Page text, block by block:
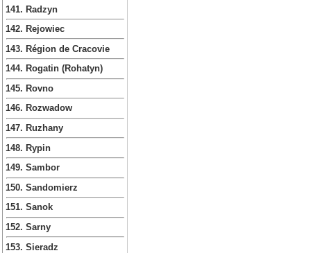
141. Radzyn
142. Rejowiec
143. Région de Cracovie
144. Rogatin (Rohatyn)
145. Rovno
146. Rozwadow
147. Ruzhany
148. Rypin
149. Sambor
150. Sandomierz
151. Sanok
152. Sarny
153. Sieradz